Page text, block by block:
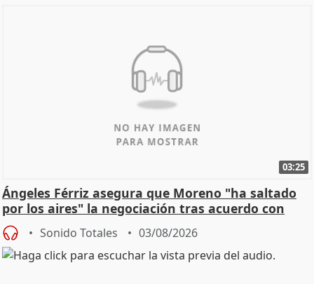
03:25
Ángeles Férriz asegura que Moreno "ha saltado
por los aires" la negociación tras acuerdo con
SMA
Sonido Totales 03/08/2026